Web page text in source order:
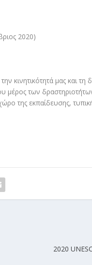
2020)
κινητικότητά μας και τη
μέρος των
της εκπαίδευσης,
2020